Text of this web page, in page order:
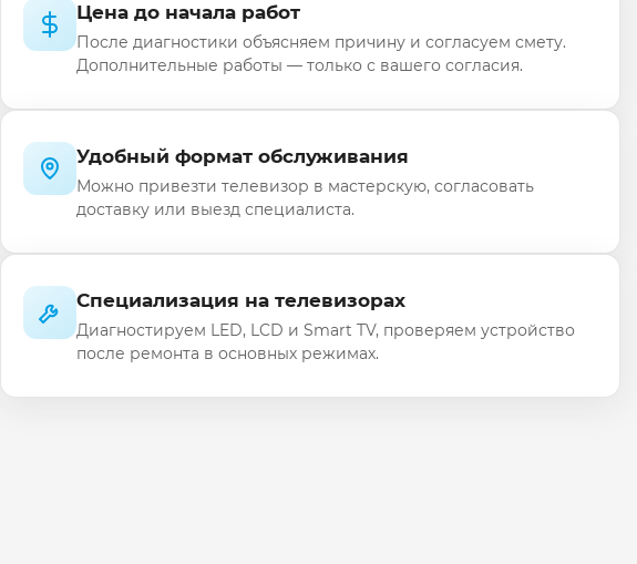
Цена до начала работ
После диагностики объясняем причину и согласуем смету.
Дополнительные работы — только с вашего согласия.
Удобный формат обслуживания
Можно привезти телевизор в мастерскую, согласовать
доставку или выезд специалиста.
Специализация на телевизорах
Диагностируем LED, LCD и Smart TV, проверяем устройство
после ремонта в основных режимах.